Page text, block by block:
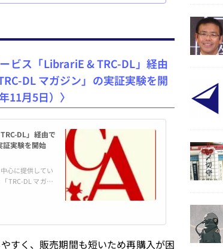
ビス「LibrariE & TRC-DL」経由
DL マガジン」の実証実験を開
11月5日）〉
DL」経由で
証実験を開始
心に提供してい
TRC-DL マガジ
すく、販売期間も短いため再購入が困